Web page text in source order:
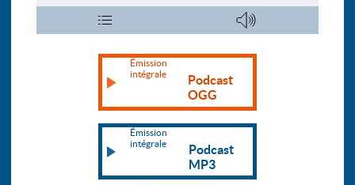
Émission
intégrale
Podcast
OGG
Émission
intégrale
Podcast
MP3